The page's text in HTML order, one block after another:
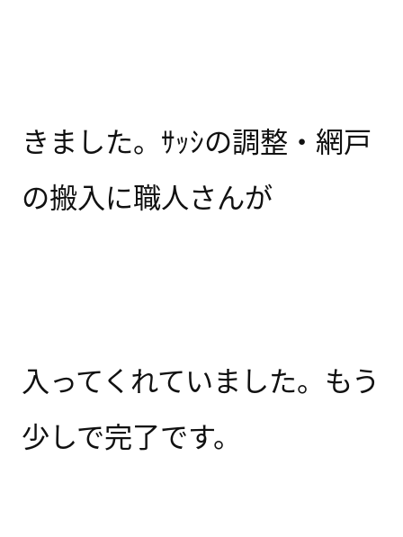
きました。ｻｯｼの調整・網戸
の搬入に職人さんが
入ってくれていました。もう
少しで完了です。